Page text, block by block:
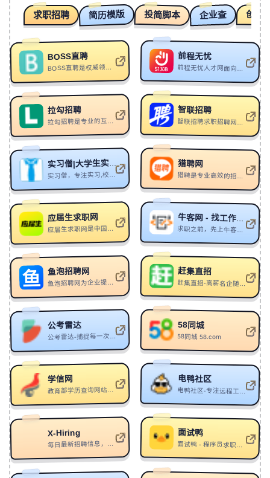
173 On The Run Timecop1983
174 Twisted Getaway Neon Nox/Powernerd
175 Signals Lazer Boomerang
176 chao(夏潮) Bethybai
177 Zurag Shig Sukiii/C-Family/Uuulee
178 Antinomies 镇痛日-Analgesic day
179 Etna Lunaar
180 嗷吆
181 仗剑入红尘 NEHCA
182
183 Written by... BLACKDD
185 晚安明天见（Good Night ,See You Tomorrow!）
弱水WeakWaves
186 Hedge Fund Trance (Part 2) BFRND/Vladimir Cauchemar
187 主角对不起！我踩到你了 Delos
188 I'm a Mess (8D Audio)
189 Shieldmaiden Vexento
190
191 做我的日落 Bethybai
192
193 Snakes & Ladders KUURO/Bianca
Dilemma
195 Sunburn DROELOE
求职招聘 简历模版 投简脚本 企业查 创业
BOSS直聘
BOSS直聘是权威领先的招聘网，开启人才网招聘求职新时代，招聘求职找工作，上BOSS直聘，直接谈！
前程无忧
前程无忧人才网面向全国,提供2024准确的招聘网站信息,为企业和求职者提供人才招聘、求职、找工作、培训等在内的全方位的人力资源服务,更多求职找工作信息尽在前程无忧!
拉勾招聘
拉勾招聘是专业的互联网求职招聘网站。致力于提供真实可靠的互联网岗位求职招聘找工作信息，拥有海量的互联网人才储备，互联网行业找工作就上拉勾招聘，值得信赖的求职招聘网站。
智联招聘
智联招聘求职招聘网站,为求职者提供2024年真实准确的全国求职招聘信息,海量的高薪职位招聘信息供求职者选择,找工作就上智联招聘！
实习僧|大学生实习|校招求职|校园招聘
实习僧，专注实习,校招的校园招聘平台。为大学生提供国内外行业巨头在内的40万+企业实习、校园招聘岗位信息。助力大学生职业发展，帮助企业有效招聘，找实习校招就上实习僧。
猎聘网
猎聘是专业高效的招聘求职平台，为求职者提供海量高薪职位，在线沟通，快速反馈！为企业招聘方提供免费招人服务，优质人才，精准推荐，招人找工作就用猎聘聊！
应届生求职网
应届生求职网是中国领先的大学生求职网站，为应届毕业生提供大量校园招聘信息、兼职实习招聘信息以及校园宣讲会和校园招聘会信息，地区覆盖上海、北京、广州、深圳、武汉、南京、天津、成都等热门城市。
牛客网 - 找工作神器
求职之前，先上牛客，就业找工作一站解决。互联网IT技术/产品/运营/硬件/汽车机械制造/金融/财务管理/审计/银行/市场营销/地产/快消/管培生等等专业技能学习/备考/求职神器，在线进行企业校招实习笔试面试真题模拟考试练习
鱼泡招聘网
鱼泡招聘网为企业提供最新人才简历，为求职者提供2024年海量招聘职位，覆盖建筑装修、工厂制造、物流运输、生活服务、机械司机、餐饮酒旅等行业，找工作，上鱼泡直聘，老板直招！
赶集直招
赶集直招-高薪名企随你挑的人才招聘信息网站，找工作更迅速！
公考雷达
公考雷达-捕捉每一次考编机会【官网】
58同城
58同城 58.com
学信网
教育部学历查询网站、教育部高校招生阳光工程指定网站、全国硕士研究生招生报名和调剂指定网站。
电鸭社区
电鸭社区-专注远程工作招聘交流-远程工作，从电鸭开始
X-Hiring
每日最新招聘信息，使用 Google AI 提取摘要
面试鸭
面试鸭 - 程序员求职面试刷题神器，高频编程题目免费刷